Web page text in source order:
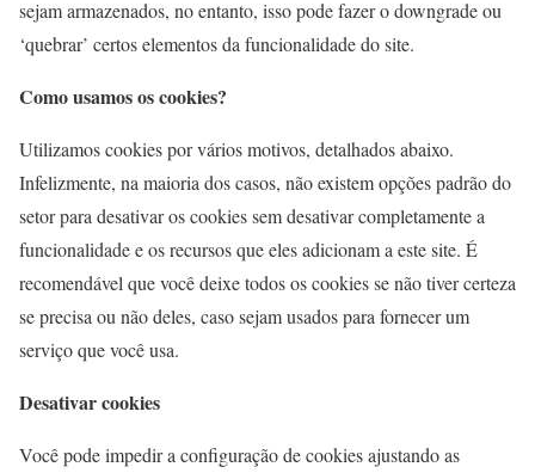
sejam armazenados, no entanto, isso pode fazer o downgrade ou
‘quebrar’ certos elementos da funcionalidade do site.
Como usamos os cookies?
Utilizamos cookies por vários motivos, detalhados abaixo.
Infelizmente, na maioria dos casos, não existem opções padrão do
setor para desativar os cookies sem desativar completamente a
funcionalidade e os recursos que eles adicionam a este site. É
recomendável que você deixe todos os cookies se não tiver certeza
se precisa ou não deles, caso sejam usados ​​para fornecer um
serviço que você usa.
Desativar cookies
Você pode impedir a configuração de cookies ajustando as